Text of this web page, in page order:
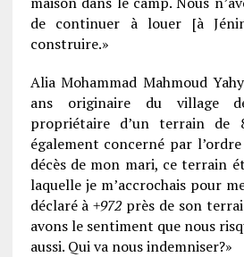
de continuer à louer [à
construire.»
Alia Mohammad Mahmoud
ans originaire du village
propriétaire d’un terrain de
également concerné par
décès de mon mari, ce terrain
laquelle je m’accrochais pour
déclaré à+972près de son
avons le sentiment que nous
aussi. Qui va nous indemniser?»